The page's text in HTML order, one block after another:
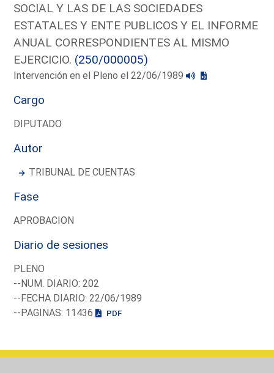
SOCIAL Y LAS DE LAS SOCIEDADES
ESTATALES Y ENTE PUBLICOS Y EL INFORME
ANUAL CORRESPONDIENTES AL MISMO
EJERCICIO. (250/000005)
Intervención en el Pleno el 22/06/1989
Cargo
DIPUTADO
Autor
TRIBUNAL DE CUENTAS
Fase
APROBACION
Diario de sesiones
PLENO
--NUM. DIARIO: 202
--FECHA DIARIO: 22/06/1989
--PAGINAS: 11436
PDF